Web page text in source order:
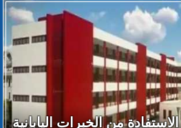
من الخبرات اليابانية